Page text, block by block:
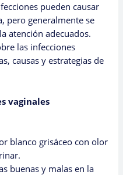
pueden causar
pero generalmente se
atención adecuados.
las infecciones
causas y estrategias de
vaginales
blanco grisáceo con olor
buenas y malas en la